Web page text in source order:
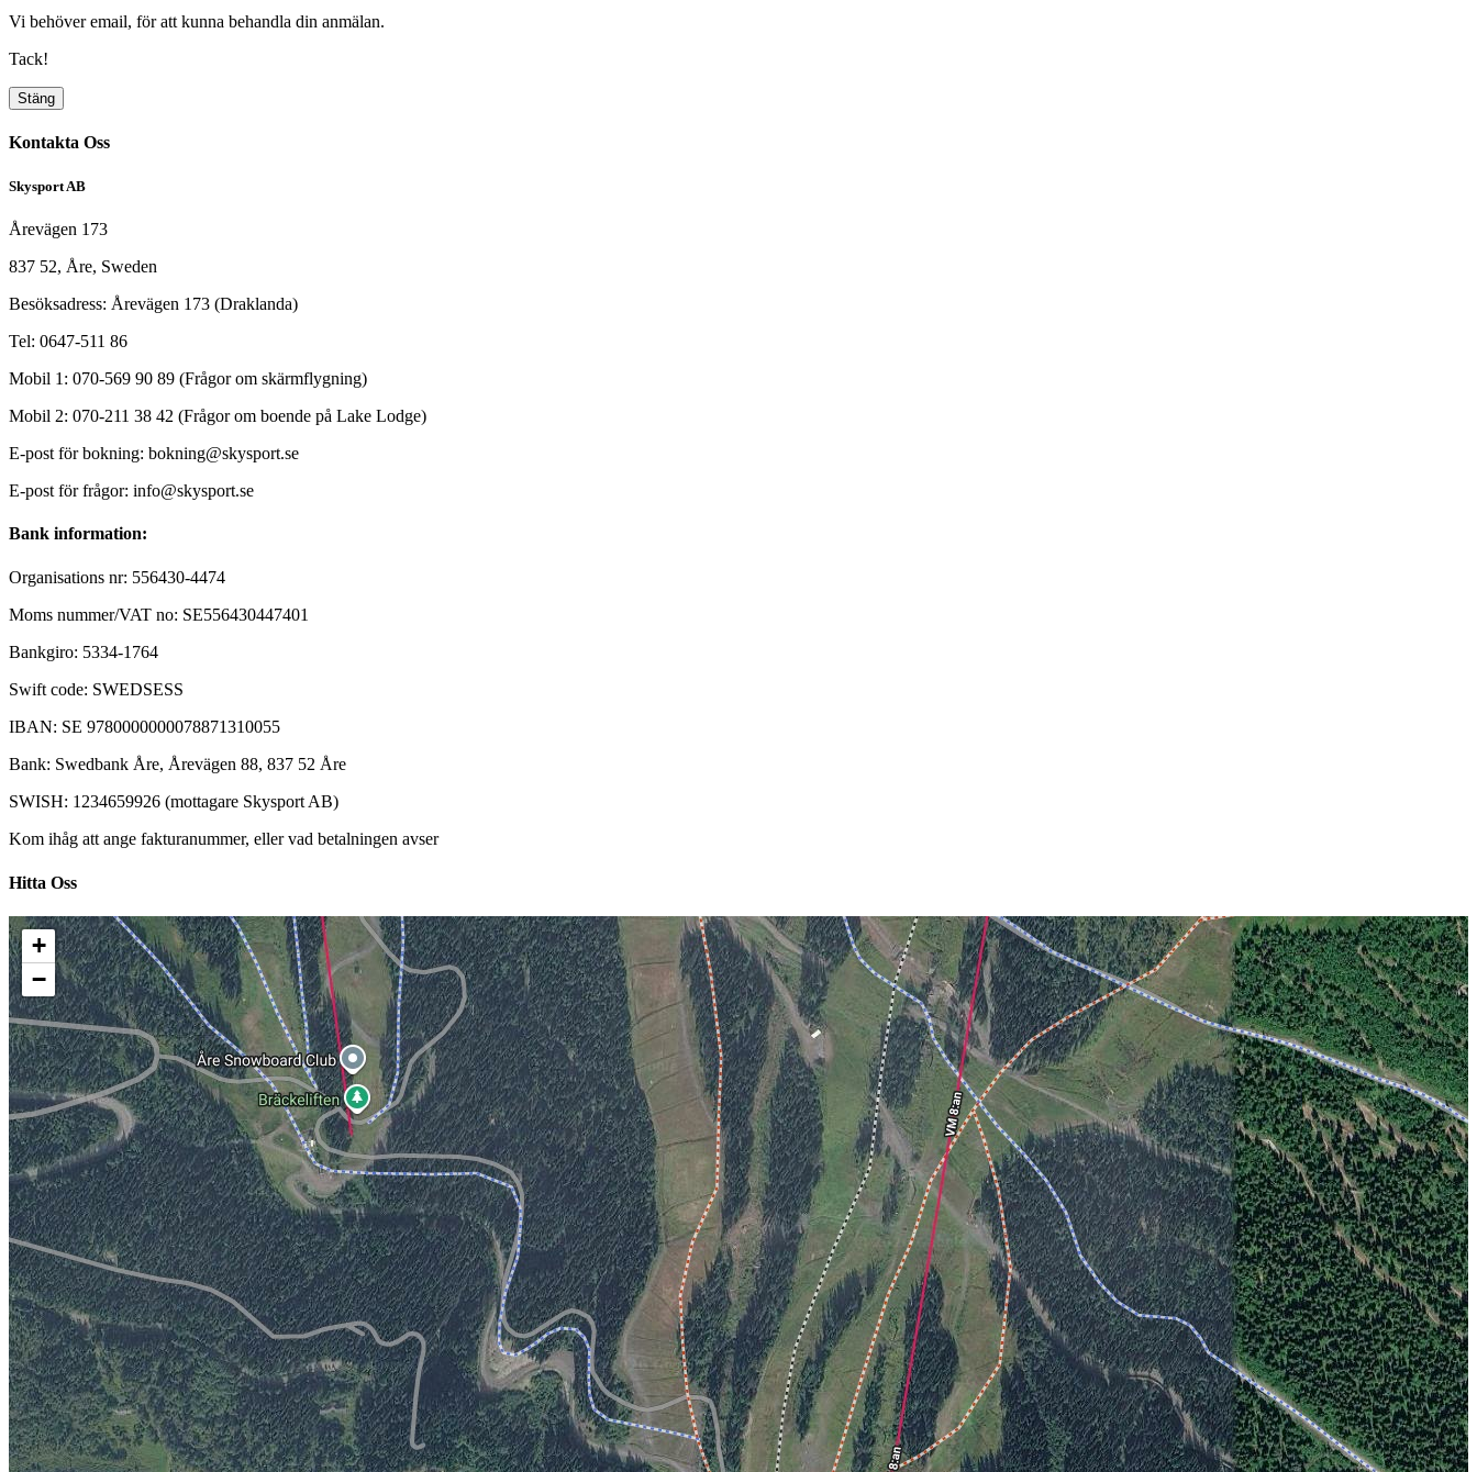
Vi behöver email, för att kunna behandla din anmälan.
Tack!
Stäng
Kontakta Oss
Skysport AB
Årevägen 173
837 52, Åre, Sweden
Besöksadress: Årevägen 173 (Draklanda)
Tel: 0647-511 86
Mobil 1: 070-569 90 89 (Frågor om skärmflygning)
Mobil 2: 070-211 38 42 (Frågor om boende på Lake Lodge)
E-post för bokning: bokning@skysport.se
E-post för frågor: info@skysport.se
Bank information:
Organisations nr: 556430-4474
Moms nummer/VAT no: SE556430447401
Bankgiro: 5334-1764
Swift code: SWEDSESS
IBAN: SE 9780000000078871310055
Bank: Swedbank Åre, Årevägen 88, 837 52 Åre
SWISH: 1234659926 (mottagare Skysport AB)
Kom ihåg att ange fakturanummer, eller vad betalningen avser
Hitta Oss
+
−